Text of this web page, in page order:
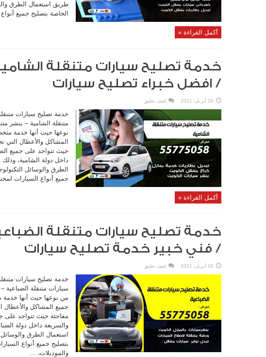
طريق استعمال الطرق
الخاصة بتصليح جميع
أكمل القراءة »
/ افضل خبراء تصليح سيارات
26 أبريل، 2021 اضف تعليق
خدمة تصليح سيارات
متنقلة الشامية – بنشر
نوعها حيث أنها خدمة
المشاكل والأعطال التي
حيث تتواجد على جميع
داخل دولة الشامية،
الطرق والوسائل
جميع أنواع السيارات
أكمل القراءة »
/ فني خبير خدمة تصليح سيارات
26 أبريل، 2021 اضف تعليق
خدمة تصليح سيارات
سيارات متنقلة الضباعية
من نوعها حيث أنها
جميع المشاكل والأعطال
مفاجئة حيث تتواجد على
والسريعة داخل دولة
استعمال الطرق والوسائل
بتصليح جميع أنواع
والموديلات، ...